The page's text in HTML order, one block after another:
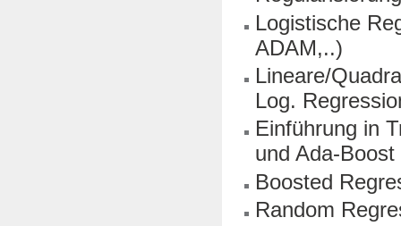
Logistische
ADAM,..)
Lineare/
Log.
Einführung in
und Ada-Boost
Boosted
Random